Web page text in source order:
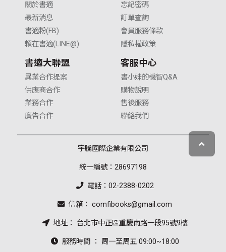
關於書適
最新消息
書適粉(FB)
賴在書適(LINE@)
忘記密碼
訂單查詢
會員服務條款
隱私權政策
書適大聯盟
異業合作提案
供應商合作
業務合作
廣告合作
客服中心
書小妹的機智Q&A
購物說明
售後服務
聯絡我們
宇騰國際企業有限公司
統一編號：28697198
電話：02-2388-0202
信箱： comfibooks@gmail.com
地址： 台北市中正區重慶南路一段95號9樓
服務時間 ： 周一至周五 09:00~18:00